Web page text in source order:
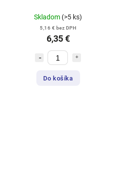
Skladom (>5 ks)
5,16 € bez DPH
6,35 €
Do košíka